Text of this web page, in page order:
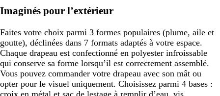
Imaginés pour l’extérieur
Faites votre choix parmi 3 formes populaires (plume, aile et
goutte), déclinées dans 7 formats adaptés à votre espace.
Chaque drapeau est confectionné en polyester infroissable
qui conserve sa forme lorsqu’il est correctement assemblé.
Vous pouvez commander votre drapeau avec son mât ou
opter pour le visuel uniquement. Choisissez parmi 4 bases :
croix en métal et sac de lestage à remplir d’eau, vis